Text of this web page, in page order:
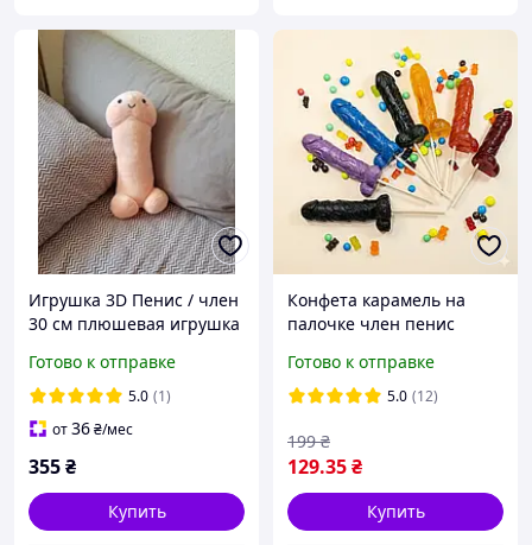
Игрушка 3D Пенис / член
30 см плюшевая игрушка
Готово к отправке
5.0 (1)
от36₴/мес
355₴
Купить
Конфета карамель на
палочке член пенис
Готово к отправке
5.0 (12)
129.35₴
199 ₴
Купить